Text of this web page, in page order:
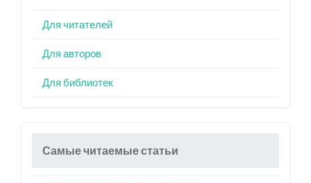
Для читателей
Для авторов
Для библиотек
Самые читаемые статьи